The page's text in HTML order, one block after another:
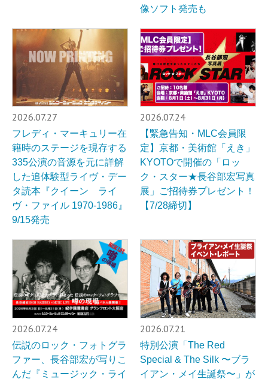
像ソフト発売も
2026.07.27
フレディ・マーキュリー在
籍時のステージを現存する
335公演の音源を元に詳解
した追体験型ライヴ・デー
タ読本『クイーン ライ
ヴ・ファイル 1970-1986』
9/15発売
2026.07.24
【緊急告知・MLC会員限
定】京都・美術館「えき」
KYOTOで開催の「ロッ
ク・スター★長谷部宏写真
展」ご招待券プレゼント！
【7/28締切】
2026.07.24
伝説のロック・フォトグラ
ファー、長谷部宏が写りこ
んだ『ミュージック・ライ
2026.07.21
特別公演「The Red
Special & The Silk 〜ブラ
イアン・メイ生誕祭〜」が